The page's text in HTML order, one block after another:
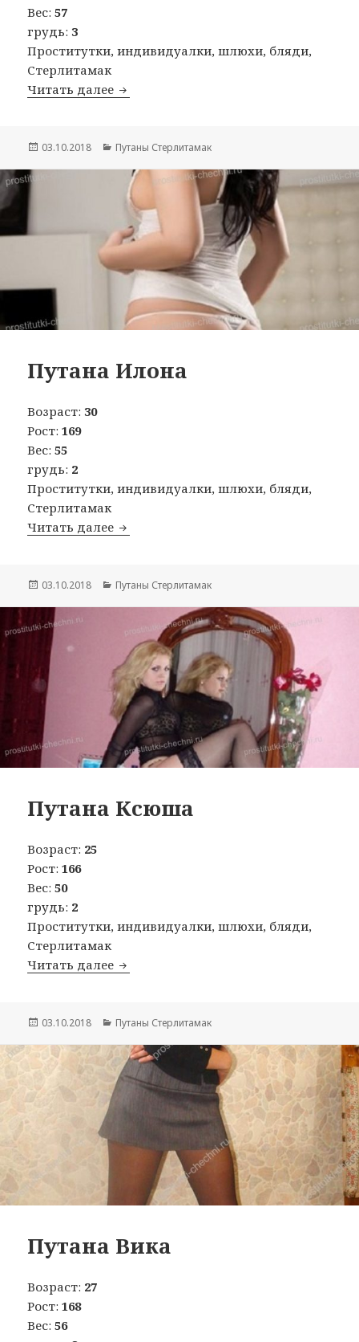
Вес:57
грудь: 3
Проститутки, индивидуалки, шлюхи, бляди,
Стерлитамак
Читать далее Путана Мария
Опубликовано
03.10.2018 Рубрики
Путаны Стерлитамак
Путана Илона
Возраст: 30
Рост:169
Вес:55
грудь: 2
Проститутки, индивидуалки, шлюхи, бляди,
Стерлитамак
Читать далее Путана Илона
Опубликовано
03.10.2018 Рубрики
Путаны Стерлитамак
Путана Ксюша
Возраст: 25
Рост:166
Вес:50
грудь: 2
Проститутки, индивидуалки, шлюхи, бляди,
Стерлитамак
Читать далее Путана Ксюша
Опубликовано
03.10.2018 Рубрики
Путаны Стерлитамак
Путана Вика
Возраст: 27
Рост:168
Вес:56